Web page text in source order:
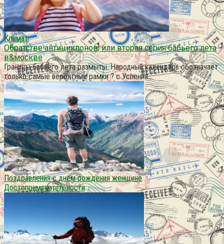
Климат
Обратстве антициклонов, или вторая серия бабьего лета
в&москве
Границы бабьего лета размыты. Народный календарь обозначает
только самые вероятные рамки ? с Успения
Поздравления с днем рождения женщине
Достопримечательности